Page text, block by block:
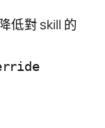
低對 skill 的